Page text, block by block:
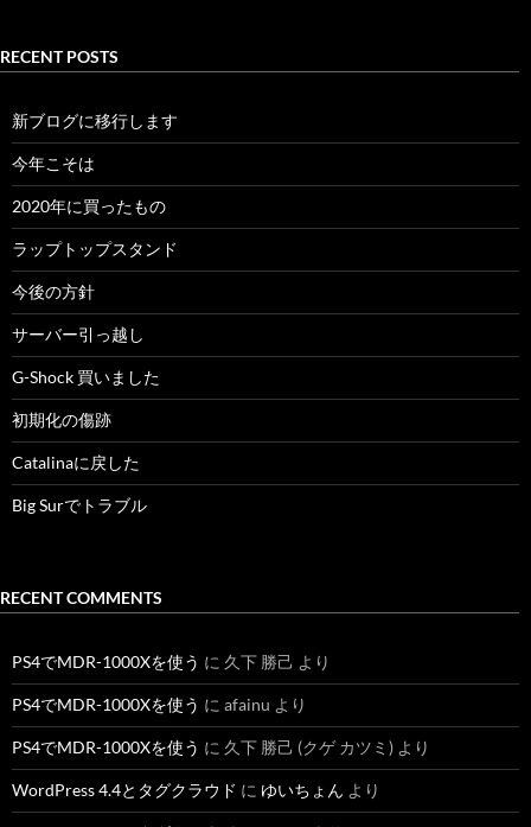
RECENT POSTS
新ブログに移行します
今年こそは
2020年に買ったもの
ラップトップスタンド
今後の方針
サーバー引っ越し
G-Shock 買いました
初期化の傷跡
Catalinaに戻した
Big Surでトラブル
RECENT COMMENTS
PS4でMDR-1000Xを使う に 久下 勝己 より
PS4でMDR-1000Xを使う に afainu より
PS4でMDR-1000Xを使う に 久下 勝己 (クゲ カツミ) より
WordPress 4.4とタグクラウド に ゆいちょん より